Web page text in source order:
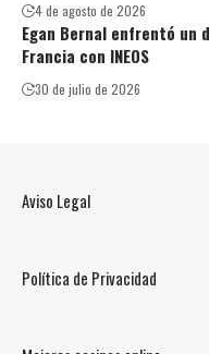
4 de agosto de 2026
Egan Bernal enfrentó un
Francia con INEOS
30 de julio de 2026
Aviso Legal
Política de Privacidad